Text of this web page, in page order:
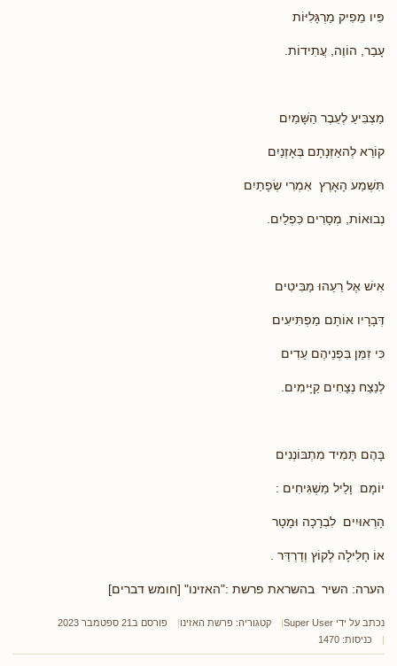
פִּיו מֵפִיק מַרְגָּלִיּוֹת
עָבַר, הוֹוֶה, עֲתִידוֹת.
מַצְבִּיעַ לְעֵבֶר הַשָּׁמַיִם
קוֹרֵא לְהאַזְּנָתָם בְּאָזְנַיִם
תִּשְׁמַע הָאָרֶץ אִמְרִי שְׂפָתַיִם
נְבוּאוֹת, מְסָרִים כִּפְלַיִם.
אִישׁ אֶל רֵעֵהוּ מַבִּיטִים
דְּבָרָיו אוֹתָם מַפְתִּיעִים
כִּי זִמֵּן בִּפְנֵיהֶם עֵדִים
לְנֵצַח נְצָחִים קַיָּימִים.
בָּהֶם תָּמִיד מִתְבּוֹנְנִים
יוֹמָם וָלֵיל מַשְׁגִּיחִים :
הָרְאוּיִים לִבְרָכָה וּמָטָר
אוֹ חָלִילָה לְקוֹץ וְדַרְדַּר .
הערה: השיר בהשראת פרשת :"האזינו" [חומש דברים]
נכתב על ידי Super User קטגוריה: פרשת האזינו
פורסם ב21 ספטמבר 2023
כניסות: 1470